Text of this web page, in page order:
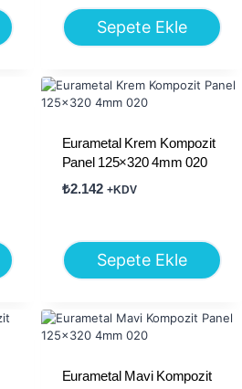
Sepete Ekle
Eurametal Krem Kompozit
Panel 125×320 4mm 020
₺2.142 +KDV
Sepete Ekle
Eurametal Mavi Kompozit